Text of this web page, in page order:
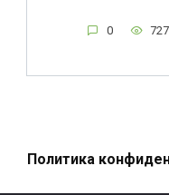
0 727
Политика